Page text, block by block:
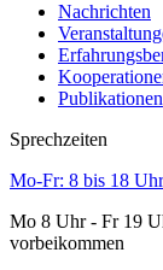
Nachrichten
Publikationen
Sprechzeiten
Mo-Fr: 8 bis 18 Uhr
Mo 8 Uhr - Fr 19
vorbeikommen